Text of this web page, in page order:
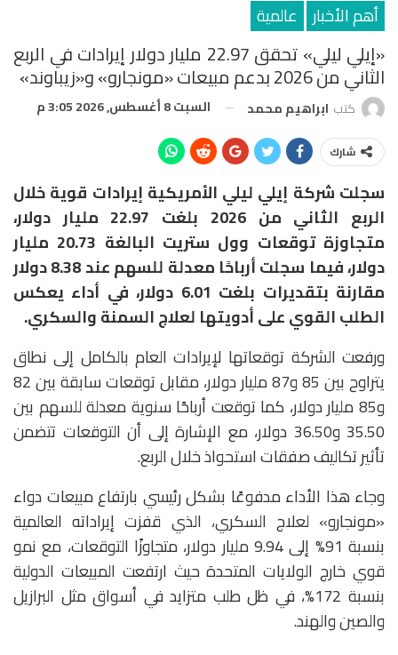
أهم الأخبار عالمية
«إيلي ليلي» تحقق 22.97 مليار دولار إيرادات في الربع
الثاني من 2026 بدعم مبيعات «مونجارو» و«زيباوند»
كتب ابراهيم محمد السبت 8 أغسطس, 2026 3:05 م
شارك
سجلت شركة إيلي ليلي الأمريكية إيرادات قوية خلال
الربع الثاني من 2026 بلغت 22.97 مليار دولار،
متجاوزة توقعات وول ستريت البالغة 20.73 مليار
دولار، فيما سجلت أرباحًا معدلة للسهم عند 8.38 دولار
مقارنة بتقديرات بلغت 6.01 دولار، في أداء يعكس
الطلب القوي على أدويتها لعلاج السمنة والسكري.
ورفعت الشركة توقعاتها لإيرادات العام بالكامل إلى نطاق
يتراوح بين 85 و87 مليار دولار، مقابل توقعات سابقة بين 82
و85 مليار دولار، كما توقعت أرباحًا سنوية معدلة للسهم بين
35.50 و36.50 دولار، مع الإشارة إلى أن التوقعات تتضمن
تأثير تكاليف صفقات استحواذ خلال الربع.
وجاء هذا الأداء مدفوعًا بشكل رئيسي بارتفاع مبيعات دواء
«مونجارو» لعلاج السكري، الذي قفزت إيراداته العالمية
بنسبة 91% إلى 9.94 مليار دولار، متجاوزًا التوقعات، مع نمو
قوي خارج الولايات المتحدة حيث ارتفعت المبيعات الدولية
بنسبة 172%، في ظل طلب متزايد في أسواق مثل البرازيل
والصين والهند.